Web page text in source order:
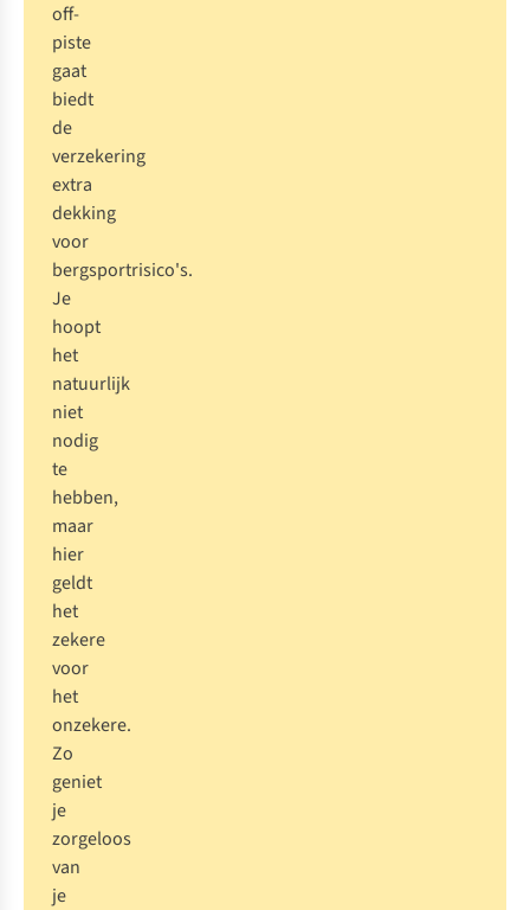
off-
piste
gaat
biedt
de
verzekering
extra
dekking
voor
bergsportrisico's.
Je
hoopt
het
natuurlijk
niet
nodig
te
hebben,
maar
hier
geldt
het
zekere
voor
het
onzekere.
Zo
geniet
je
zorgeloos
van
je